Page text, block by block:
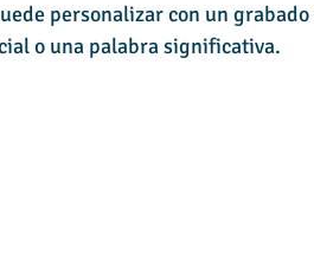
personalizar con un
o una palabra significativa.